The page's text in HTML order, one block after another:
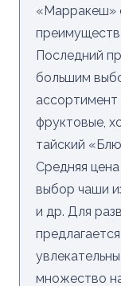
«Марракеш»
Последний
большим
ассортимент
фруктовые,
тайский
Средняя
выбор чаши
и др. Для
множество